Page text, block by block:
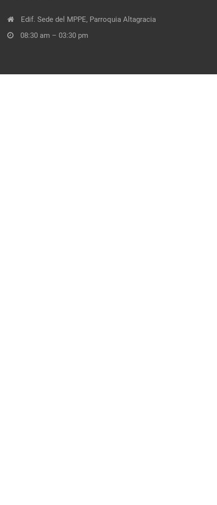
Edif. Sede del MPPE, Parroquia Altagracia
08:30 am – 03:30 pm